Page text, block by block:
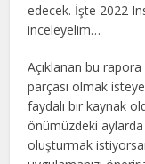
edecek. İşte 2022
inceleyelim…
Açıklanan bu
parçası olmak
faydalı bir kaynak
önümüzdeki
oluşturmak